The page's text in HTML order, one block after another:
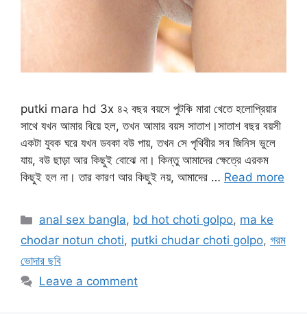
putki mara hd 3x ৪২ বছর বয়সে পুটকি মারা খেতে হলোপ্রিয়ার
সাথে যখন আমার বিয়ে হল, তখন আমার বয়স সাতাশ।সাতাশ বছর বয়সী
একটা যুবক ঘরে যখন ডবকা বউ পায়, তখন সে পৃথিবীর সব জিনিস ভুলে
যায়, বউ ছাড়া আর কিছুই বোঝে না। কিন্তু আমাদের ক্ষেত্রে এরকম
কিছুই হল না। তার কারণ আর কিছুই নয়, আমাদের … Read more
Categories
anal sex bangla, bd hot choti golpo, ma ke
chodar notun choti, putki chudar choti golpo, গরম
ভোদার ছবি
Leave a comment